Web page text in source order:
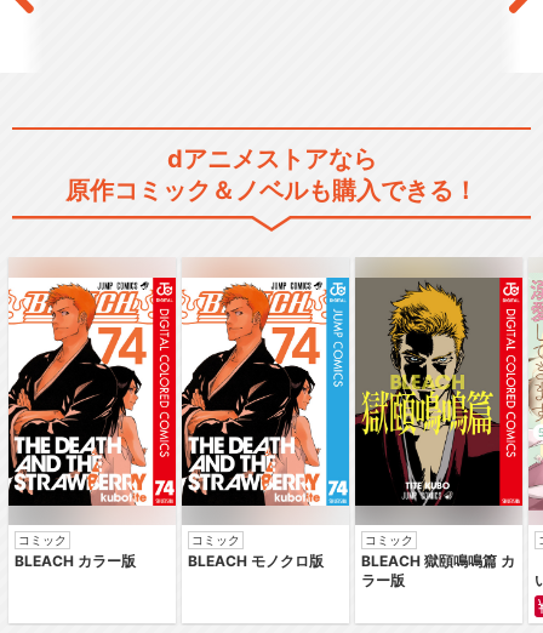
dアニメストアなら
原作コミック＆ノベルも購入できる！
コミック
BLEACH カラー版
コミック
BLEACH モノクロ版
コミック
BLEACH 獄頤鳴鳴篇 カ
ラー版